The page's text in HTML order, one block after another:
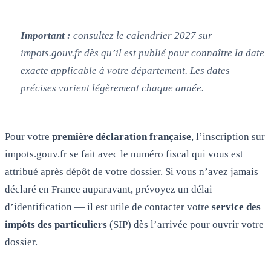
Important : consultez le calendrier 2027 sur
impots.gouv.fr dès qu’il est publié pour connaître la date
exacte applicable à votre département. Les dates
précises varient légèrement chaque année.
Pour votre première déclaration française, l’inscription sur
impots.gouv.fr se fait avec le numéro fiscal qui vous est
attribué après dépôt de votre dossier. Si vous n’avez jamais
déclaré en France auparavant, prévoyez un délai
d’identification — il est utile de contacter votre service des
impôts des particuliers (SIP) dès l’arrivée pour ouvrir votre
dossier.